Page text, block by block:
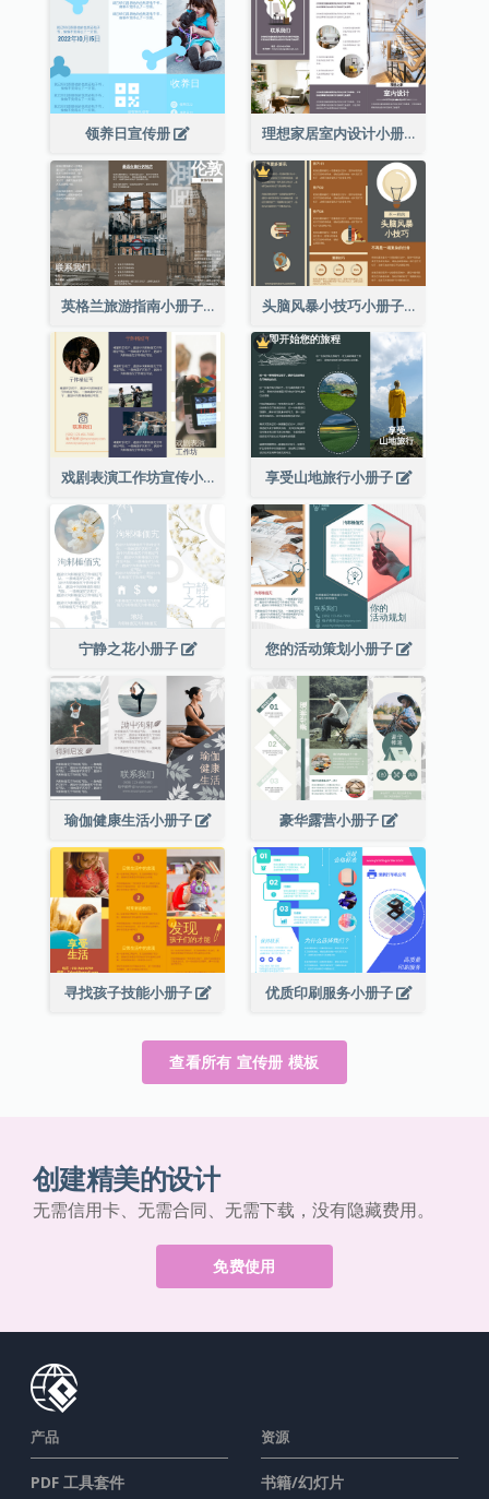
领养日宣传册 理想家居室内设计小册子
英格兰旅游指南小册子 头脑风暴小技巧小册子
戏剧表演工作坊宣传小册子 享受山地旅行小册子
宁静之花小册子 您的活动策划小册子
瑜伽健康生活小册子 豪华露营小册子
寻找孩子技能小册子 优质印刷服务小册子
查看所有 宣传册 模板
创建精美的设计
无需信用卡、无需合同、无需下载，没有隐藏费用。
免费使用
产品
PDF 工具套件
资源
书籍/幻灯片